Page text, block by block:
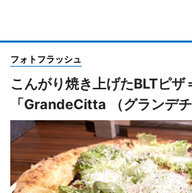
フォトフラッシュ
こんがり焼き上げたBLTピザ
「GrandeCitta （グランデチ